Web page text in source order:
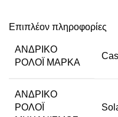
Επιπλέον πληροφορίες
ΑΝΔΡΙΚΌ
ΡΟΛΌΙ ΜΆΡΚΑ
ΑΝΔΡΙΚΌ
ΡΟΛΌΙ